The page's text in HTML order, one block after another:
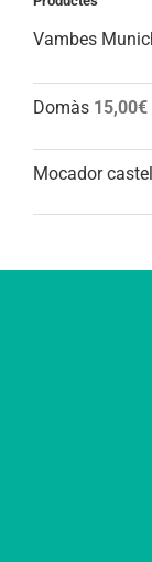
Vambes
Domàs 15,00€
Mocador